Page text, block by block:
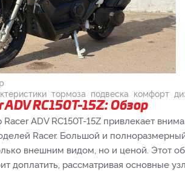
тормоза подвеска комфорт
ADV RC150T-15Z: Обзор
ADV RC150T-15Z привлекает
Racer. Большой и
внешним видом, но и ценой. Этот
доплатить, рассматривая основные